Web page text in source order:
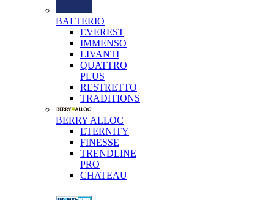
BALTERIO
EVEREST
IMMENSO
LIVANTI
QUATTRO
PLUS
RESTRETTO
TRADITIONS
BERRY ALLOC
ETERNITY
FINESSE
TRENDLINE
PRO
CHATEAU